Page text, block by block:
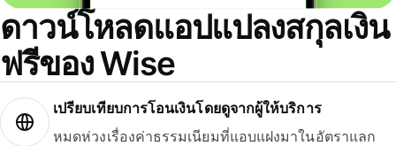
ดาวน์โหลดแอปแปลงสกุลเงิน
ฟรีของ Wise
เปรียบเทียบการโอนเงินโดยดูจากผู้ให้บริการ
หมดห่วงเรื่องค่าธรรมเนียมที่แอบแฝงมาในอัตราแลก